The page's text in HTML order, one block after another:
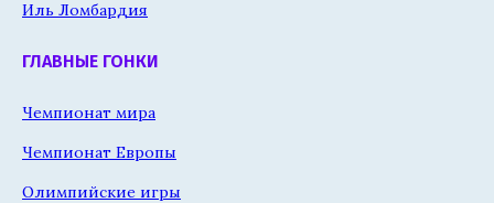
Иль Ломбардия
ГЛАВНЫЕ ГОНКИ
Чемпионат мира
Чемпионат Европы
Олимпийские игры